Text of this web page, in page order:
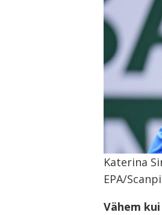
Katerina
EPA/
Vähem